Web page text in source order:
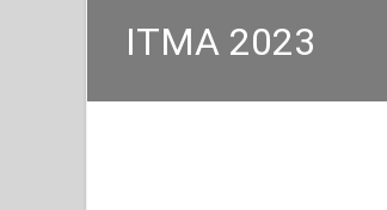
ITMA 2023